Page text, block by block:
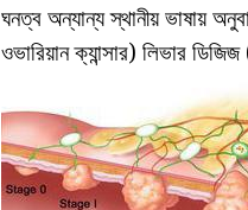
ঘনত্ব অন্যান্য স্থানীয় ভাষায়
ওভারিয়ান ক্যান্সার) লিভার